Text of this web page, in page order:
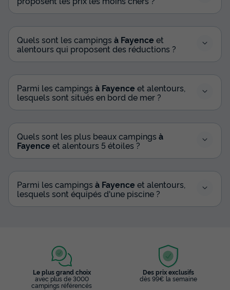
Quels sont les campings à Fayence et
alentours qui proposent des réductions ?
Parmi les campings à Fayence et alentours,
lesquels sont situés en bord de mer ?
Quels sont les plus beaux campings à
Fayence et alentours 5 étoiles ?
Parmi les campings à Fayence et alentours,
lesquels sont équipés d'une piscine ?
Le plus grand choix
avec plus de 3000
campings référencés
Des prix exclusifs
dès 99€ la semaine